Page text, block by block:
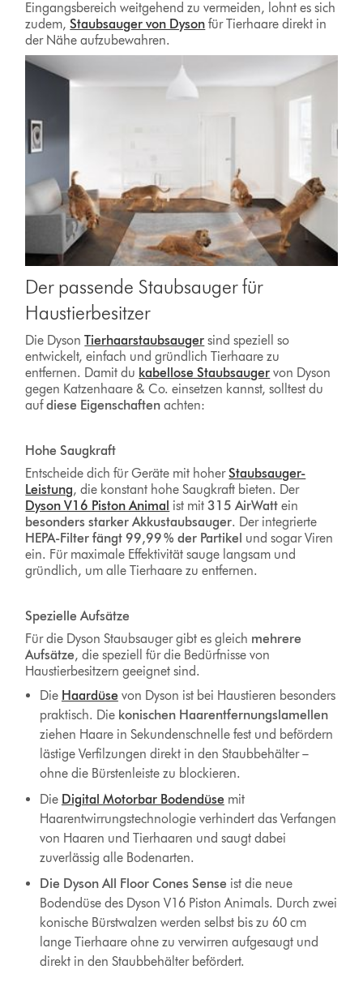
Eingangsbereich weitgehend zu vermeiden, lohnt es sich
zudem,Staubsauger von Dyson für Tierhaare direkt in
der Nähe aufzubewahren.
Der passende Staubsauger für
Haustierbesitzer
Die DysonTierhaarstaubsauger sind speziell so
entwickelt, einfach und gründlich Tierhaare zu
entfernen. Damit du kabellose Staubsauger von Dyson
gegen Katzenhaare & Co. einsetzen kannst, solltest du
aufdiese Eigenschaften achten:
Hohe Saugkraft
Entscheide dich für Geräte mit hoherStaubsauger-
Leistung, die konstant hohe Saugkraft bieten. Der
Dyson V16 Piston Animal ist mit 315 AirWatt ein
besonders starker Akkustaubsauger. Der integrierte
HEPA-Filter fängt 99,99 % der Partikel und sogar Viren
ein. Für maximale Effektivität sauge langsam und
gründlich, um alle Tierhaare zu entfernen.
Spezielle Aufsätze
Für die Dyson Staubsauger gibt es gleich mehrere
Aufsätze, die speziell für die Bedürfnisse von
Haustierbesitzern geeignet sind.
Die Haardüse von Dyson ist bei Haustieren besonders
praktisch. Diekonischen Haarentfernungslamellen
ziehen Haare in Sekundenschnelle fest und befördern
lästige Verfilzungen direkt in den Staubbehälter –
ohne die Bürstenleiste zu blockieren.
Die Digital Motorbar Bodendüse mit
Haarentwirrungstechnologie verhindert dasVerfangen
von Haaren und Tierhaaren und saugt dabei
zuverlässig alle Bodenarten.
Die Dyson All Floor Cones Sense ist die neue
Bodendüse des Dyson V16 Piston Animals. Durch zwei
konische Bürstwalzen werden selbst bis zu 60 cm
lange Tierhaare ohne zu verwirren aufgesaugt und
direkt in den Staubbehälter befördert.